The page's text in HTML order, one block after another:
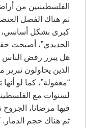
الفلسطينيين من
ثم هناك الفصل
كبرى بشكل أساسي،
الحديدي”، أصبحت
‏هل يبرر رفض الناس
الذين يحاولون
“معقولة”، كما لو
لسنوات مع
فيها مرضانا، الجروح
ثم هناك حجم الدمار.